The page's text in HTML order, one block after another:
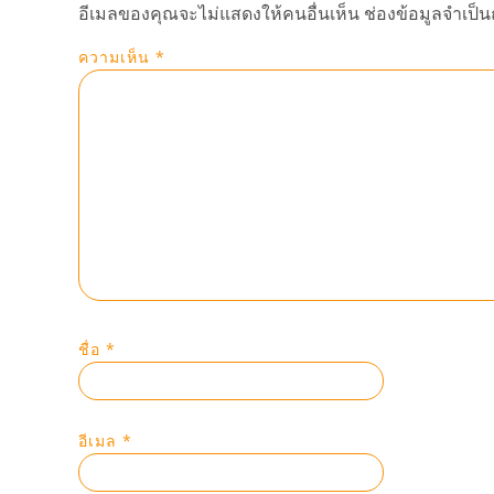
อีเมลของคุณจะไม่แสดงให้คนอื่นเห็น ช่องข้อมูลจำเป็
ความเห็น *
ชื่อ *
อีเมล *